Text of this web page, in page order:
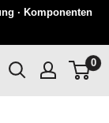
· Komponenten
0